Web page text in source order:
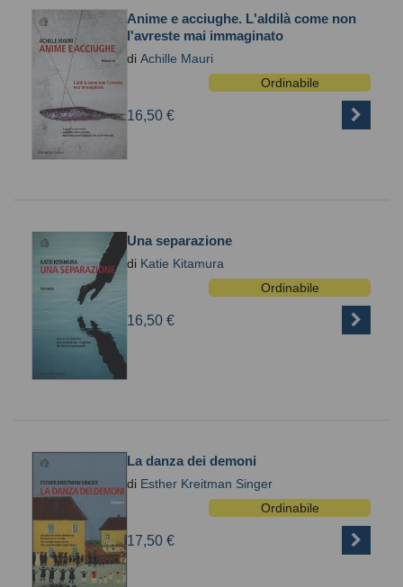
Anime e acciughe. L'aldilà come non
l'avreste mai immaginato
di Achille Mauri
Ordinabile
16,50 €
Una separazione
di Katie Kitamura
Ordinabile
16,50 €
La danza dei demoni
di Esther Kreitman Singer
Ordinabile
17,50 €